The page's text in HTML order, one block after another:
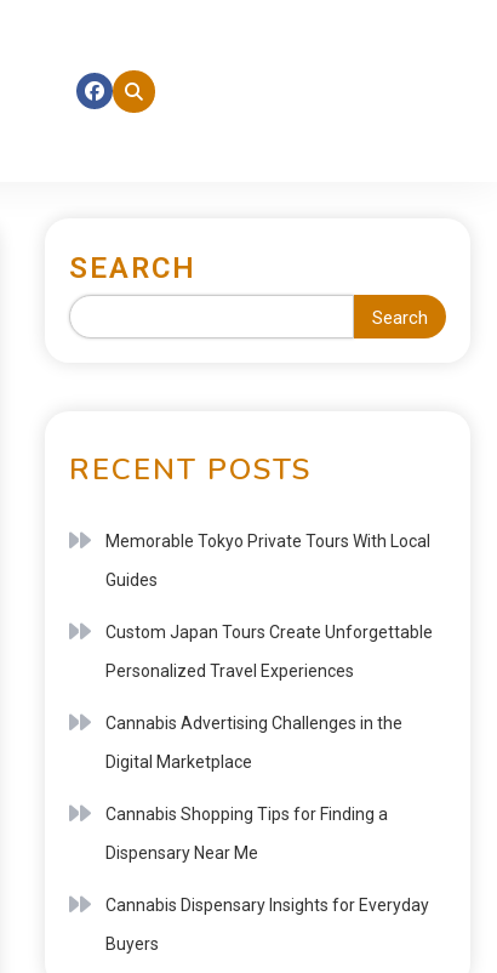
SEARCH
Search
RECENT POSTS
Memorable Tokyo Private Tours With Local
Guides
Custom Japan Tours Create Unforgettable
Personalized Travel Experiences
Cannabis Advertising Challenges in the
Digital Marketplace
Cannabis Shopping Tips for Finding a
Dispensary Near Me
Cannabis Dispensary Insights for Everyday
Buyers